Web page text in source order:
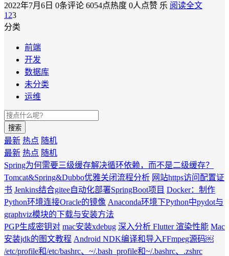
2022年7月6日 0条评论 6054点热度 0人点赞 乐 阅读全文
1 23
分类
前端
开发
数据库
未分类
运维
搜索
最新 热点 随机
最新 热点 随机
Spring为何需要三级缓存解决循环依赖，而不是二级缓存？
Tomcat&Spring&Dubbo优雅关闭流程分析 网站https访问配置证
书 Jenkins结合gitee自动化部署SpringBoot项目 Docker：制作
Python环境连接Oracle的镜像 Anaconda环境下Python中pydot与
graphviz模块的下载与安装方法
PGP生成密钥对 mac安装xdebug 深入分析 Flutter 渲染性能 Mac
安装jdk的图文教程 Android NDK编译和导入FFmpeg源码￼
/etc/profile和/etc/bashrc、~/.bash_profile和~/.bashrc、.zshrc